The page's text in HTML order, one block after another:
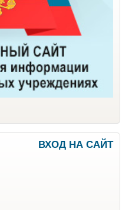
ВХОД НА САЙТ